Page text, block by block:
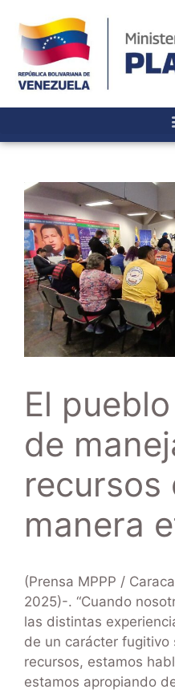
El
de
recursos
manera
(Prensa MPPP /
2025)-. “Cuando
las distintas
de un carácter fugitivo
recursos, estamos
estamos apropiando